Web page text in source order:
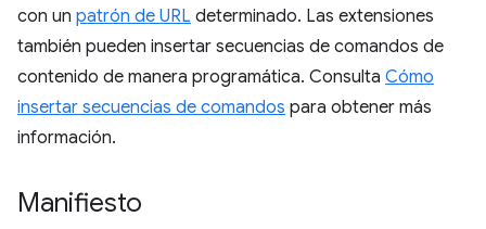
con un patrón de URL determinado. Las extensiones
también pueden insertar secuencias de comandos de
contenido de manera programática. Consulta Cómo
insertar secuencias de comandos para obtener más
información.
Manifiesto